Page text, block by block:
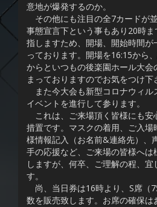
意地が爆発するのか。
その他にも注目の全7カードが
事態宣言下という事もあり20時
指しますため、開場、開始時間が
っております。開場を16:15から
からといつもの後楽園ホール大
まっておりますのでお気をつけ下
また今大会も新型コロナウィル
イベントを進行して参ります。
これは、ご来場頂く皆様にも安
措置です。マスクの着用、ご入場
様情報記入（お名前&連絡先）、
手の応援など、ご来場の皆様へ
しますが、何卒、ご理解の程、宜
す。
尚、当日券は16時より、S席（
数を販売致します。お席の確保は